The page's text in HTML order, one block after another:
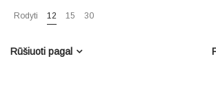
Rodyti 12 15 30
Rūšiuoti pagal